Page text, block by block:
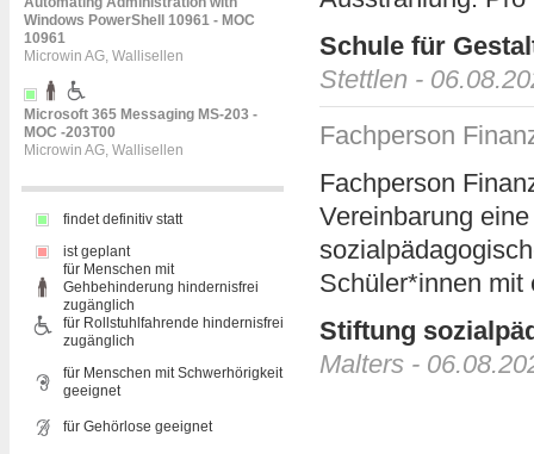
Windows PowerShell 10961 - MOC
10961
Microwin AG, Wallisellen
Microsoft 365 Messaging MS-203 -
MOC -203T00
Microwin AG, Wallisellen
findet definitiv statt
ist geplant
für Menschen mit
Gehbehinderung hindernisfrei
zugänglich
für Rollstuhlfahrende hindernisfrei
zugänglich
für Menschen mit Schwerhörigkeit
geeignet
für Gehörlose geeignet
Schule für
Stettlen -
Fachperson
Fachperson
Vereinbarung
Schüler*innen mit
Stiftung
Malters -